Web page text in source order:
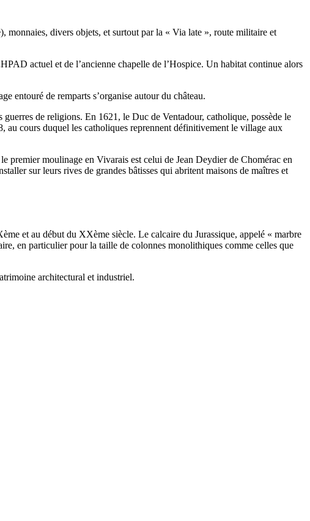
monnaies, divers objets, et surtout par la « Via late », route militaire et
actuel et de l’ancienne chapelle de l’Hospice. Un habitat continue alors
entouré de remparts s’organise autour du château.
de religions. En 1621, le Duc de Ventadour, catholique, possède le
au cours duquel les catholiques reprennent définitivement le village aux
premier moulinage en Vivarais est celui de Jean Deydier de Chomérac en
sur leurs rives de grandes bâtisses qui abritent maisons de maîtres et
et au début du XXème siècle. Le calcaire du Jurassique, appelé « marbre
en particulier pour la taille de colonnes monolithiques comme celles que
architectural et industriel.